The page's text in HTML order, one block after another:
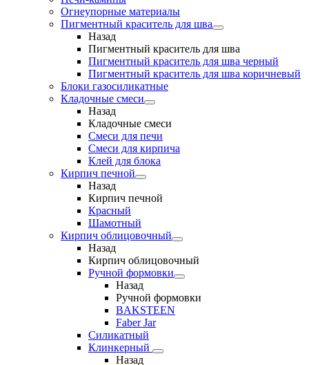
Огнеупорные материалы
Пигментный краситель для шва
Назад
Пигментный краситель для шва
Пигментный краситель для шва черный
Пигментный краситель для шва коричневый
Блоки газосиликатные
Кладочные смеси
Назад
Кладочные смеси
Смеси для печи
Смеси для кирпича
Клей для блока
Кирпич печной
Назад
Кирпич печной
Красный
Шамотный
Кирпич облицовочный
Назад
Кирпич облицовочный
Ручной формовки
Назад
Ручной формовки
BAKSTEEN
Faber Jar
Силикатный
Клинкерный
Назад